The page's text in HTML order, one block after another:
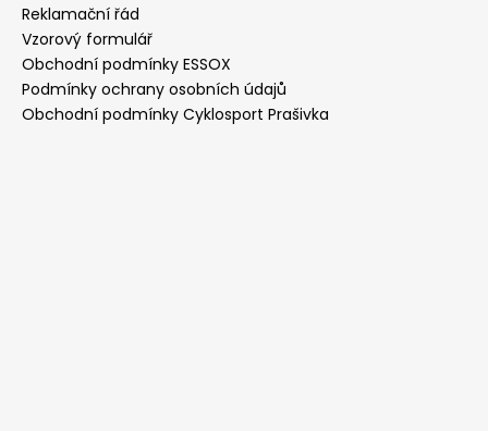
Reklamační řád
Vzorový formulář
Obchodní podmínky ESSOX
Podmínky ochrany osobních údajů
Obchodní podmínky Cyklosport Prašivka